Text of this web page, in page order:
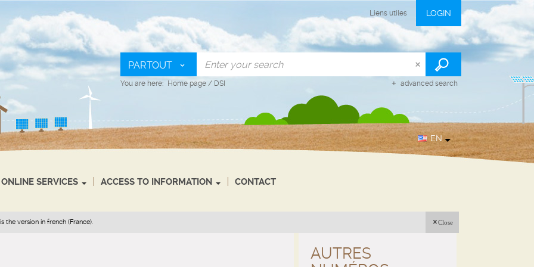
Liens utiles LOGIN
PARTOUT
advanced search
You are here: Home page / DSI
EN
ONLINE SERVICES ACCESS TO INFORMATION CONTACT
the version in french (France). Close
AUTRES